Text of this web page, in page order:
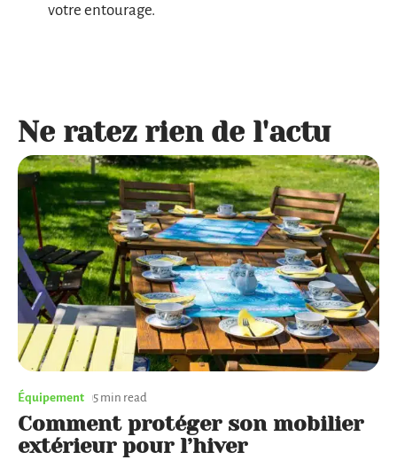
votre entourage.
Ne ratez rien de l'actu
Équipement 5 min read
Comment protéger son mobilier
extérieur pour l’hiver